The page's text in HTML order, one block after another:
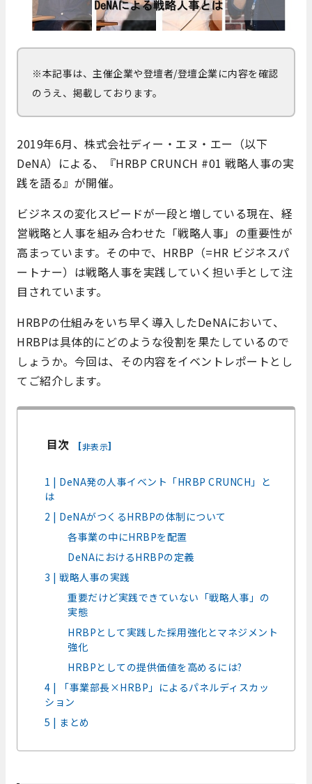
※本記事は、主催企業や登壇者/登壇企業に内容を確認
のうえ、掲載しております。
2019年6月、株式会社ディー・エヌ・エー（以下
DeNA）による、『HRBP CRUNCH #01 戦略人事の実
践を語る』が開催。
ビジネスの変化スピードが一段と増している現在、経
営戦略と人事を組み合わせた「戦略人事」の重要性が
高まっています。その中で、HRBP（=HR ビジネスパ
ートナー）は戦略人事を実践していく担い手として注
目されています。
HRBPの仕組みをいち早く導入したDeNAにおいて、
HRBPは具体的にどのような役割を果たしているので
しょうか。今回は、その内容をイベントレポートとし
てご紹介します。
目次 [非表示]
1 | DeNA発の人事イベント「HRBP CRUNCH」と
は
2 | DeNAがつくるHRBPの体制について
各事業の中にHRBPを配置
DeNAにおけるHRBPの定義
3 | 戦略人事の実践
重要だけど実践できていない「戦略人事」の
実態
HRBPとして実践した採用強化とマネジメント
強化
HRBPとしての提供価値を高めるには?
4 | 「事業部長×HRBP」によるパネルディスカッ
ション
5 | まとめ